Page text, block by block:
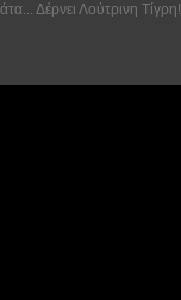
Δέρνει Λούτρινη Τίγρη!